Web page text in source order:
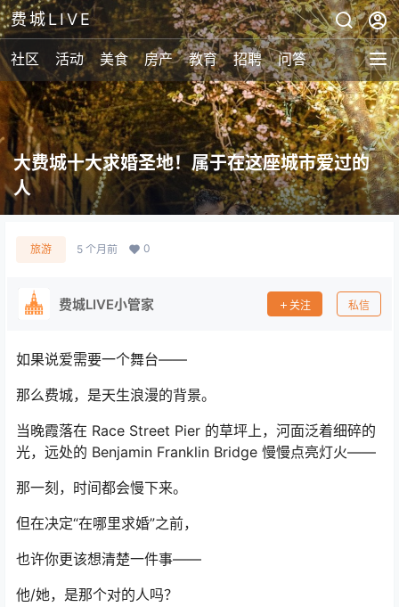
费城LIVE
社区 活动 美食 房产 教育 招聘 问答
大费城十大求婚圣地！属于在这座城市爱过的
人
旅游 5 个月前 0
费城LIVE小管家 关注 私信
如果说爱需要一个舞台——
那么费城，是天生浪漫的背景。
当晚霞落在 Race Street Pier 的草坪上，河面泛着细碎的
光，远处的 Benjamin Franklin Bridge 慢慢点亮灯火——
那一刻，时间都会慢下来。
但在决定“在哪里求婚”之前，
也许你更该想清楚一件事——
他/她，是那个对的人吗？